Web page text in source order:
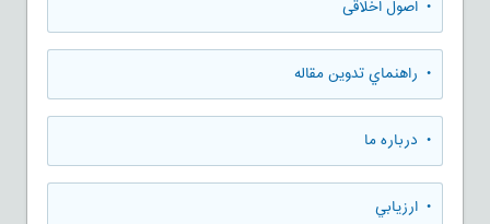
• اصول اخلاقی
• راهنماي تدوين مقاله
• درباره ما
• ارزيابي